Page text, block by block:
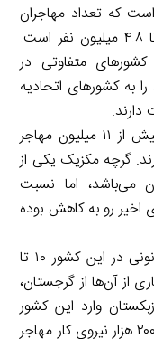
که تعداد مهاجران
غیرقانونی در اتحادیة اروپا بین ۳.۹ تا ۴.۸ میلیون نفر است.
متفاوتی در
به کشورهای اتحادیه
دارند.
: تخمین‌ها نشان می‌دهند که بیش از ۱۱ میلیون مهاجر
گرچه مکزیک یکی از
می‌باشد،‌ اما نسبت
اخیر رو به کاهش بوده
: جمعیت نیروی‌کار مهاجر غیرقانونی در این کشور ۱۰ تا
از آن‌ها از گرجستان،‌
وارد این کشور
شده‌اند، این در حالی است که سالانه ۲۰۰ هزار نیروی کار مهاجر